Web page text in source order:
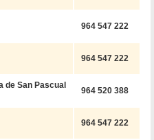
964 547 222
964 547 222
de San Pascual
964 520 388
964 547 222